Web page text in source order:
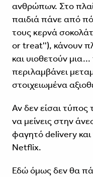
ανθρώπων. Στο
παιδιά πάνε από
τους κερνά
or treat''), κάνουν
και υιοθετούν
περιλαμβάνει
στοιχειωμένα
Αν δεν είσαι τύπος
να μείνεις στην
φαγητό delivery και
Netflix.
Εδώ όμως δεν θα